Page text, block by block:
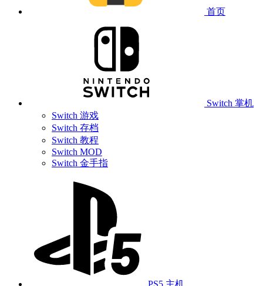
首页
Switch 掌机
Switch 游戏
Switch 存档
Switch 教程
Switch MOD
Switch 金手指